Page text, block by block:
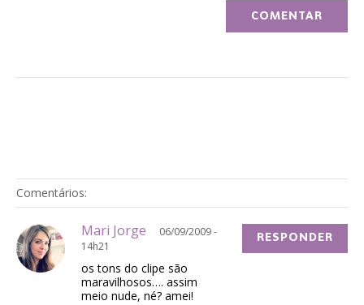
Comentários:
Mari Jorge
06/09/2009 -
14h21
os tons do clipe são
maravilhosos…. assim
meio nude, né? amei!
RESPONDER